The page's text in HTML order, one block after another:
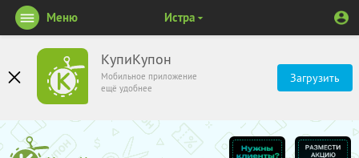
КупиКупон
Мобильное приложение
ещё удобнее
Загрузить
Меню Истра